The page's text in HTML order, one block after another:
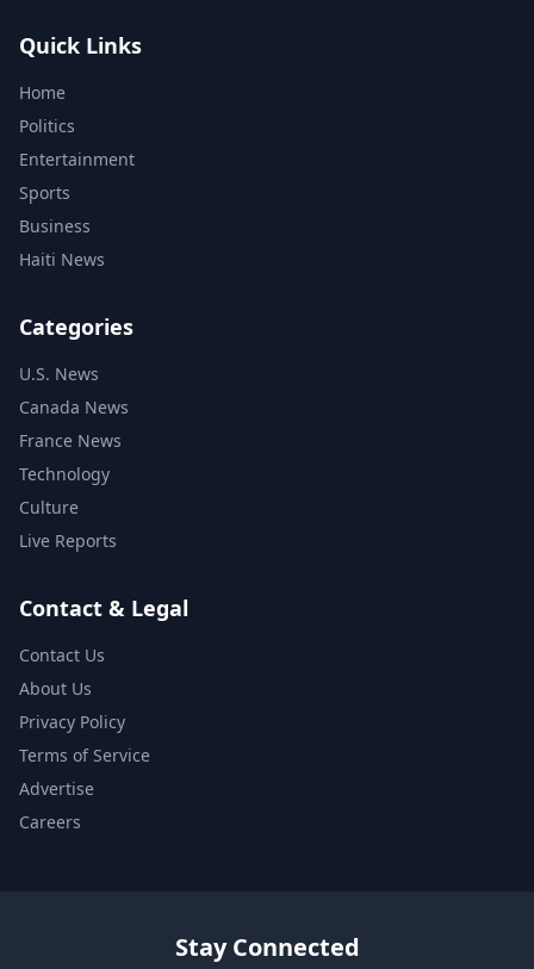
Quick Links
Home
Politics
Entertainment
Sports
Business
Haiti News
Categories
U.S. News
Canada News
France News
Technology
Culture
Live Reports
Contact & Legal
Contact Us
About Us
Privacy Policy
Terms of Service
Advertise
Careers
Stay Connected